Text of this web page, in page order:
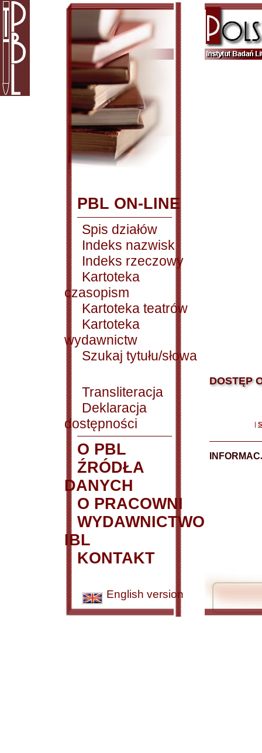
PBL ON-LINE
Spis działów
Indeks nazwisk
Indeks rzeczowy
Kartoteka
czasopism
Kartoteka teatrów
Kartoteka
wydawnictw
Szukaj tytułu/słowa
Transliteracja
Deklaracja
dostępności
O PBL
ŹRÓDŁA
DANYCH
O PRACOWNI
WYDAWNICTWO
IBL
KONTAKT
English version
DOSTĘP
|